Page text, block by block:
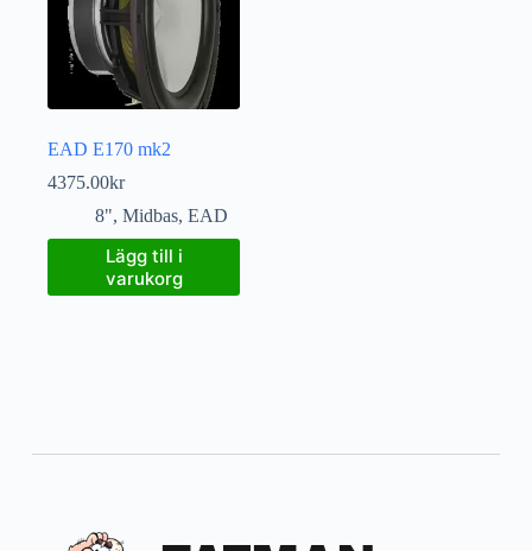
EAD E170 mk2
4375.00kr
8", Midbas, EAD
Lägg till i
varukorg